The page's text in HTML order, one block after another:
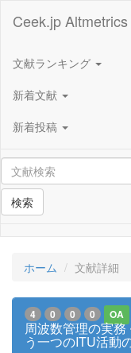
Ceek.jp
文献ランキング
新着文献
新着投稿
検索
ホーム 文献詳細
4 0 0 0 OA
周波数管理の実
う一つのITU活動